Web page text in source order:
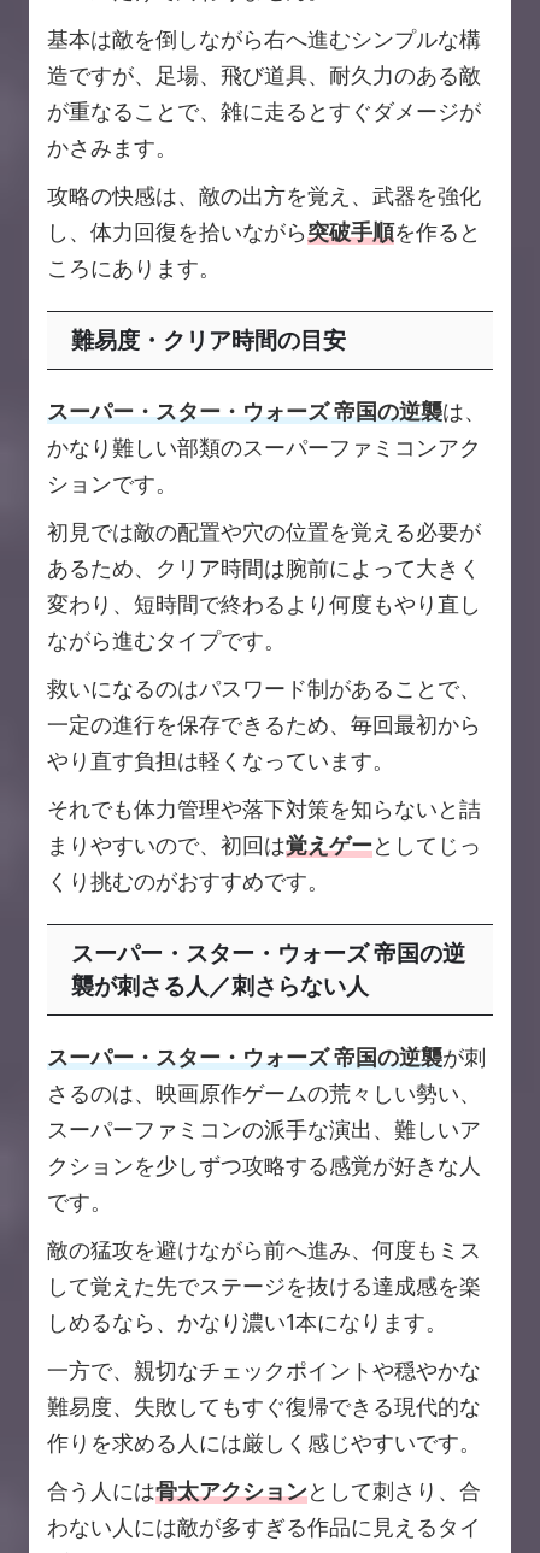
基本は敵を倒しながら右へ進むシンプルな構
造ですが、足場、飛び道具、耐久力のある敵
が重なることで、雑に走るとすぐダメージが
かさみます。
攻略の快感は、敵の出方を覚え、武器を強化
し、体力回復を拾いながら突破手順を作ると
ころにあります。
難易度・クリア時間の目安
スーパー・スター・ウォーズ 帝国の逆襲は、
かなり難しい部類のスーパーファミコンアク
ションです。
初見では敵の配置や穴の位置を覚える必要が
あるため、クリア時間は腕前によって大きく
変わり、短時間で終わるより何度もやり直し
ながら進むタイプです。
救いになるのはパスワード制があることで、
一定の進行を保存できるため、毎回最初から
やり直す負担は軽くなっています。
それでも体力管理や落下対策を知らないと詰
まりやすいので、初回は覚えゲーとしてじっ
くり挑むのがおすすめです。
スーパー・スター・ウォーズ 帝国の逆
襲が刺さる人／刺さらない人
スーパー・スター・ウォーズ 帝国の逆襲が刺
さるのは、映画原作ゲームの荒々しい勢い、
スーパーファミコンの派手な演出、難しいア
クションを少しずつ攻略する感覚が好きな人
です。
敵の猛攻を避けながら前へ進み、何度もミス
して覚えた先でステージを抜ける達成感を楽
しめるなら、かなり濃い1本になります。
一方で、親切なチェックポイントや穏やかな
難易度、失敗してもすぐ復帰できる現代的な
作りを求める人には厳しく感じやすいです。
合う人には骨太アクションとして刺さり、合
わない人には敵が多すぎる作品に見えるタイ